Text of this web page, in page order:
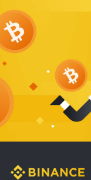
khuẩn và nấm
thời tiết nóng
thêm các nghiên
động của giấc
phòng ngủ đối
người tại Sleep
Link) để có cái
2. Các tiêu chí
chăn ga gối
ngủ
Để sở hữu một
cao cấp hoàn
công năng,
nhắc kỹ lưỡng